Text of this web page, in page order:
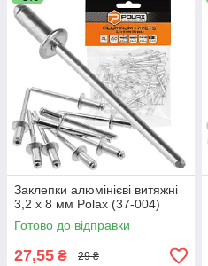
Заклепки алюмінієві витяжні
3,2 х 8 мм Polax (37-004)
Готово до відправки
27,55 ₴ 29 ₴